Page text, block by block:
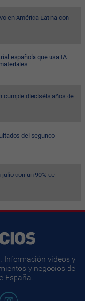
en América Latina con
española que usa IA
cumple dieciséis años de
del segundo
con un 90% de
Información videos y
y negocios de
España.